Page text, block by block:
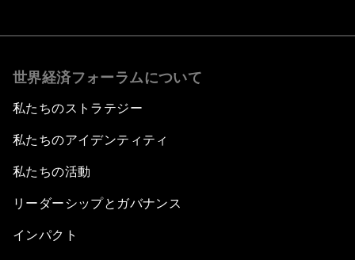
世界経済フォーラムについて
私たちのストラテジー
私たちのアイデンティティ
私たちの活動
リーダーシップとガバナンス
インパクト